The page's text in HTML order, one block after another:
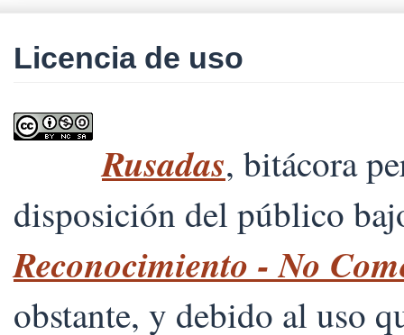
Licencia de uso
Rusadas, bitácora
disposición del público
Reconocimiento - No
obstante, y debido al uso